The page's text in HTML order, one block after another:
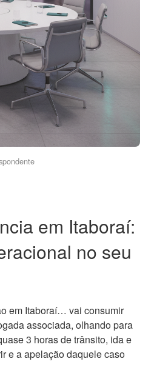
em Itaboraí:
no seu
em Itaboraí… vai consumir
associada, olhando para
3 horas de trânsito, ida e
e a apelação daquele caso